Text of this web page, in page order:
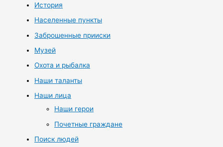
История
Населенные пункты
Заброшенные прииски
Музей
Охота и рыбалка
Наши таланты
Наши лица
Наши герои
Почетные граждане
Поиск людей